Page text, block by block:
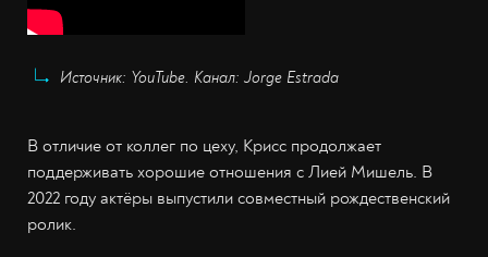
Источник: YouTube. Канал: Jorge Estrada
В отличие от коллег по цеху, Крисс продолжает
поддерживать хорошие отношения с Лией Мишель. В
2022 году актёры выпустили совместный рождественский
ролик.